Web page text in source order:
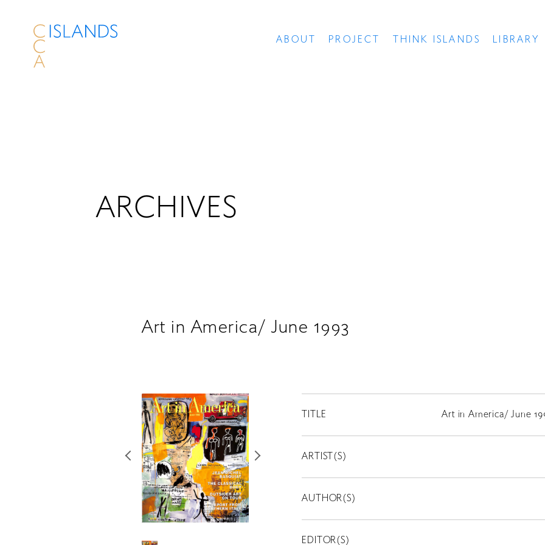
ABOUT PROJECT THINK ISLANDS LIBRARY
ARCHIVES
Art in America/ June 1993
TITLE Art in America/ June
ARTIST(S)
AUTHOR(S)
EDITOR(S)